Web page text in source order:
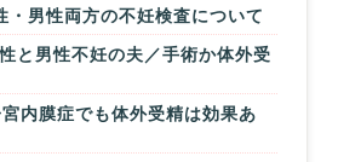
・男性両方の不妊検査について
と男性不妊の夫／手術か体外受
内膜症でも体外受精は効果あ